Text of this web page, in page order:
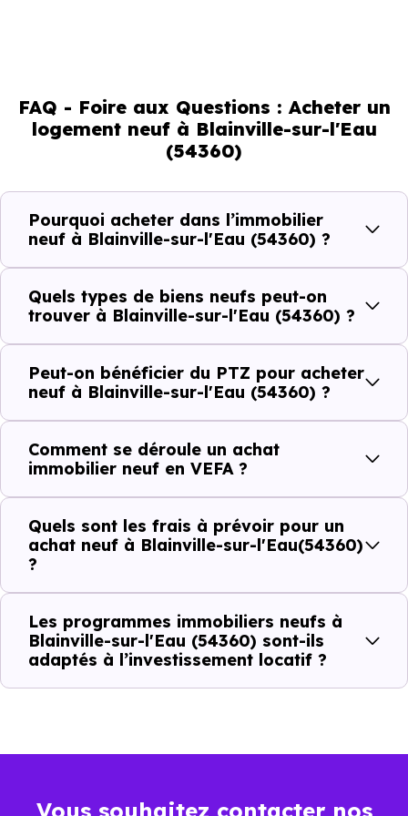
40.44 % d'adultes (dont 65.3 % d'actifs), 24.66 % de
seniors, 17.01 % de jeunes et 17.92 % d'enfants. Un profil
démographique qui renseigne directement sur la
demande locative locale et les typologies de biens les
plus recherchées.
Côté cadre de vie, Blainville-sur-l'Eau (54360) dispose de
11 commerces, 6 professions médicales et 4
établissements scolaires. Des équipements du quotidien
qui constituent autant d'arguments concrets pour habiter
ou investir dans la commune.
Combien coûte un logement à Blainville-
sur-l'Eau (54360) ?
C'est souvent la première question. Voici les repères de
prix à connaître pour un achat immobilier à Blainville-sur-
l'Eau (54360) :
Prix
minimum
Prix
moyen
Prix
maximum
Maison 662 € /m² 2 634 € /m²
FAQ - Foire aux Questions : Acheter un
logement neuf à Blainville-sur-l'Eau
(54360)
Pourquoi acheter dans l’immobilier
neuf à Blainville-sur-l'Eau (54360) ?
Quels types de biens neufs peut-on
trouver à Blainville-sur-l'Eau (54360) ?
Peut-on bénéficier du PTZ pour acheter
neuf à Blainville-sur-l'Eau (54360) ?
Comment se déroule un achat
immobilier neuf en VEFA ?
Quels sont les frais à prévoir pour un
achat neuf à Blainville-sur-l'Eau(54360)
?
Les programmes immobiliers neufs à
Blainville-sur-l'Eau (54360) sont-ils
adaptés à l’investissement locatif ?
Vous souhaitez contacter nos